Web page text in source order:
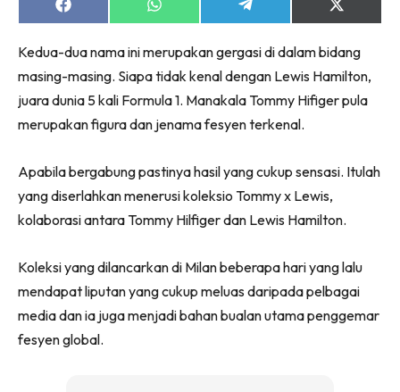
Share
on
Share
on
Share
on
Share
on
(Twitter)
Kedua-dua nama ini merupakan gergasi di dalam bidang
masing-masing. Siapa tidak kenal dengan Lewis Hamilton,
juara dunia 5 kali Formula 1. Manakala Tommy Hifiger pula
merupakan figura dan jenama fesyen terkenal.
Apabila bergabung pastinya hasil yang cukup sensasi. Itulah
yang diserlahkan menerusi koleksio Tommy x Lewis,
kolaborasi antara Tommy Hilfiger dan Lewis Hamilton.
Koleksi yang dilancarkan di Milan beberapa hari yang lalu
mendapat liputan yang cukup meluas daripada pelbagai
media dan ia juga menjadi bahan bualan utama penggemar
fesyen global.